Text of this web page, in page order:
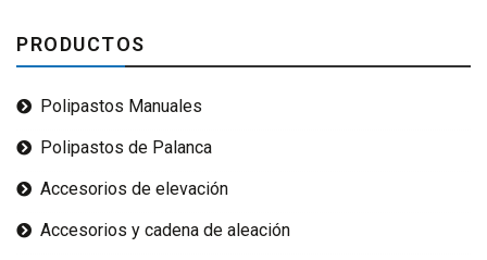
PRODUCTOS
Polipastos Manuales
Polipastos de Palanca
Accesorios de elevación
Accesorios y cadena de aleación